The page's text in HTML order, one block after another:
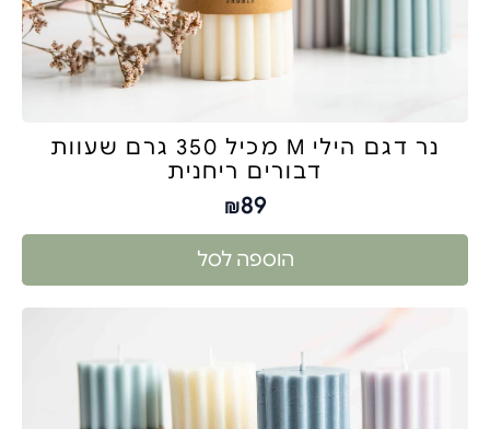
נר דגם הילי M מכיל 350 גרם שעוות
דבורים ריחנית
₪89
הוספה לסל